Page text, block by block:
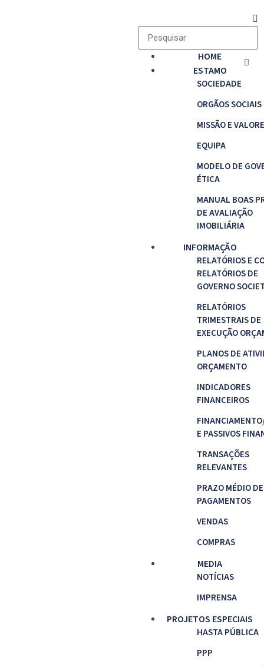
HOME
ESTAMO
SOCIEDADE
ORGÃOS SOCIAIS
MISSÃO E
EQUIPA
MODELO DE
ÉTICA
MANUAL BOAS
DE AVALIAÇÃO
IMOBILIÁRIA
INFORMAÇÃO
RELATÓRIOS E
RELATÓRIOS DE
GOVERNO
RELATÓRIOS
TRIMESTRAIS DE
EXECUÇÃO
PLANOS DE
ORÇAMENTO
INDICADORES
FINANCEIROS
E PASSIVOS
TRANSAÇÕES
RELEVANTES
PRAZO MÉDIO DE
PAGAMENTOS
VENDAS
COMPRAS
MEDIA
NOTÍCIAS
IMPRENSA
PROJETOS ESPECIAIS
HASTA PÚBLICA
PPP